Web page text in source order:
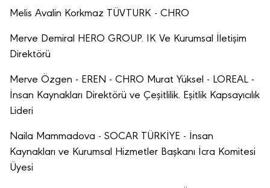
Melis Avalin Korkmaz TÜVTURK - CHRO
Merve Demiral HERO GROUP. IK Ve Kurumsal İletişim
Direktörü
Merve Özgen - EREN - CHRO Murat Yüksel - LOREAL -
İnsan Kaynakları Direktörü ve Çeşitlilik. Eşitlik Kapsayıcılık
Lideri
Naila Mammadova - SOCAR TÜRKİYE - İnsan
Kaynakları ve Kurumsal Hizmetler Başkanı İcra Komitesi
Üyesi